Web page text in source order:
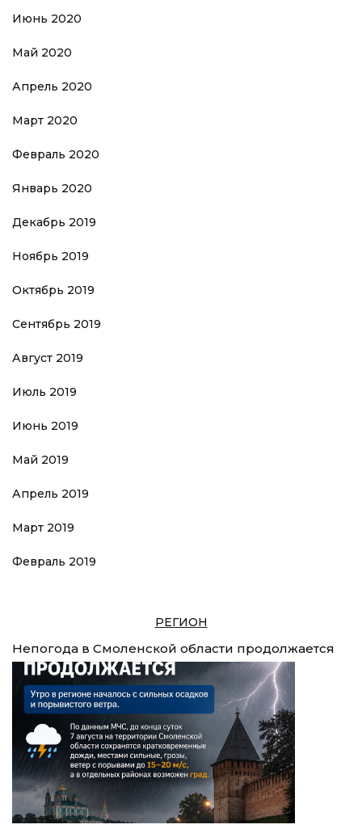
Июнь 2020
Май 2020
Апрель 2020
Март 2020
Февраль 2020
Январь 2020
Декабрь 2019
Ноябрь 2019
Октябрь 2019
Сентябрь 2019
Август 2019
Июль 2019
Июнь 2019
Май 2019
Апрель 2019
Март 2019
Февраль 2019
РЕГИОН
Непогода в Смоленской области продолжается